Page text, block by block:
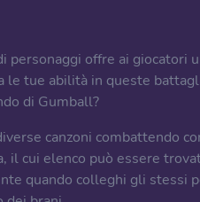
personaggi offre ai giocatori
tue abilità in queste
di Gumball?
canzoni combattendo
il cui elenco può essere
quando colleghi gli stessi